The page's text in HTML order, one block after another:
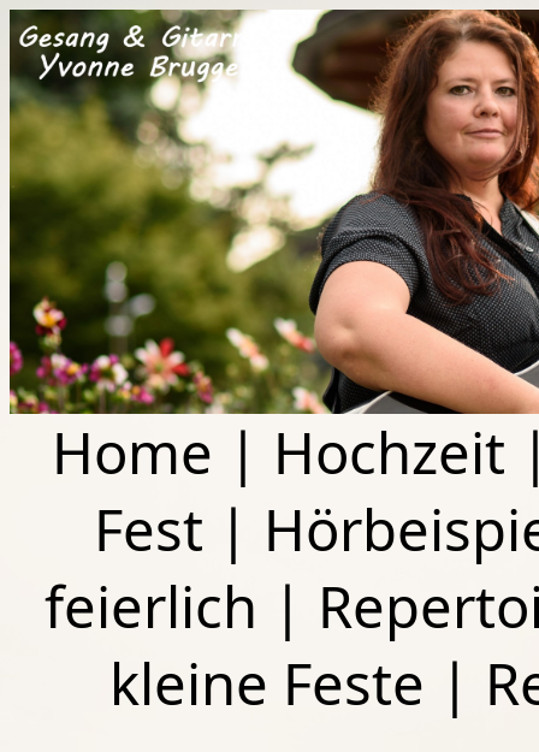
Home | Hochzeit
Fest |
feierlich |
kleine Feste |